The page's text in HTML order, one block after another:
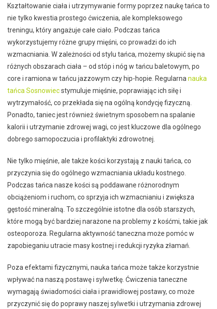
Kształtowanie ciała i utrzymywanie formy poprzez naukę tańca to
nie tylko kwestia prostego ćwiczenia, ale kompleksowego
treningu, który angażuje całe ciało. Podczas tańca
wykorzystujemy różne grupy mięśni, co prowadzi do ich
wzmacniania. W zależności od stylu tańca, możemy skupić się na
różnych obszarach ciała – od stóp i nóg w tańcu baletowym, po
core i ramiona w tańcu jazzowym czy hip-hopie. Regularna nauka
tańca Sosnowiecstymuluje mięśnie, poprawiając ich siłę i
wytrzymałość, co przekłada się na ogólną kondycję fizyczną.
Ponadto, taniec jest również świetnym sposobem na spalanie
kalorii i utrzymanie zdrowej wagi, co jest kluczowe dla ogólnego
dobrego samopoczucia i profilaktyki zdrowotnej.
Nie tylko mięśnie, ale także kości korzystają z nauki tańca, co
przyczynia się do ogólnego wzmacniania układu kostnego.
Podczas tańca nasze kości są poddawane różnorodnym
obciążeniom i ruchom, co sprzyja ich wzmacnianiu i zwiększa
gęstość mineralną. To szczególnie istotne dla osób starszych,
które mogą być bardziej narażone na problemy z kośćmi, takie jak
osteoporoza. Regularna aktywność taneczna może pomóc w
zapobieganiu utracie masy kostnej i redukcji ryzyka złamań.
Poza efektami fizycznymi, nauka tańca może także korzystnie
wpływać na naszą postawę i sylwetkę. Ćwiczenia taneczne
wymagają świadomości ciała i prawidłowej postawy, co może
przyczynić się do poprawy naszej sylwetki i utrzymania zdrowej